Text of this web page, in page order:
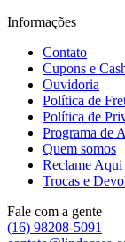
Informações
Contato
Cupons e
Ouvidoria
Política de
Política de
Programa de
Quem somos
Reclame Aqui
Trocas e
Fale com a gente
(16) 98208-5091